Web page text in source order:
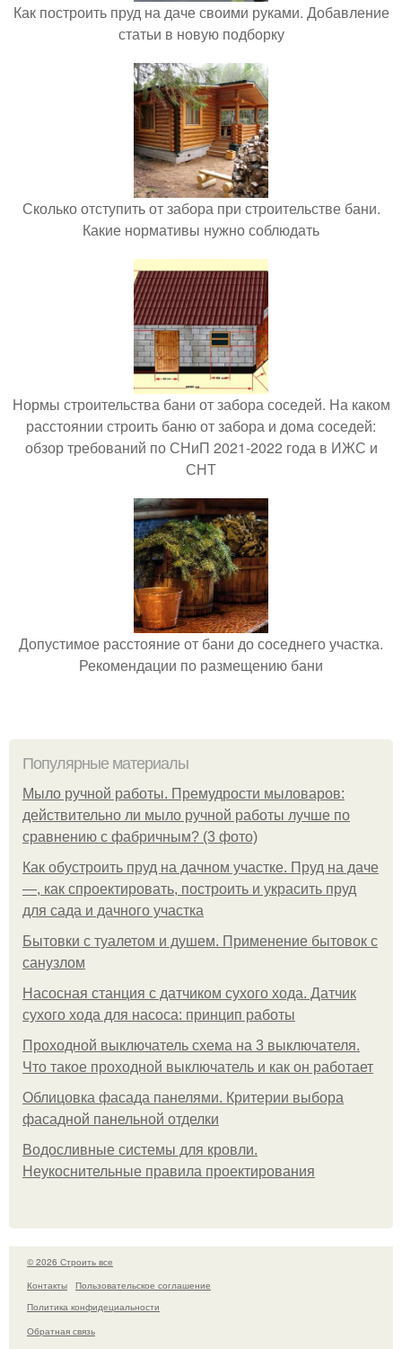
Как построить пруд на даче своими руками. Добавление
статьи в новую подборку
Сколько отступить от забора при строительстве бани.
Какие нормативы нужно соблюдать
Нормы строительства бани от забора соседей. На каком
расстоянии строить баню от забора и дома соседей:
обзор требований по СНиП 2021-2022 года в ИЖС и
СНТ
Допустимое расстояние от бани до соседнего участка.
Рекомендации по размещению бани
Популярные материалы
Мыло ручной работы. Премудрости мыловаров:
действительно ли мыло ручной работы лучше по
сравнению с фабричным? (3 фото)
Как обустроить пруд на дачном участке. Пруд на даче
—, как спроектировать, построить и украсить пруд
для сада и дачного участка
Бытовки с туалетом и душем. Применение бытовок с
санузлом
Насосная станция с датчиком сухого хода. Датчик
сухого хода для насоса: принцип работы
Проходной выключатель схема на 3 выключателя.
Что такое проходной выключатель и как он работает
Облицовка фасада панелями. Критерии выбора
фасадной панельной отделки
Водосливные системы для кровли.
Неукоснительные правила проектирования
© 2026 Строить все
Контакты
Пользовательское соглашение
Политика конфидециальности
Обратная связь